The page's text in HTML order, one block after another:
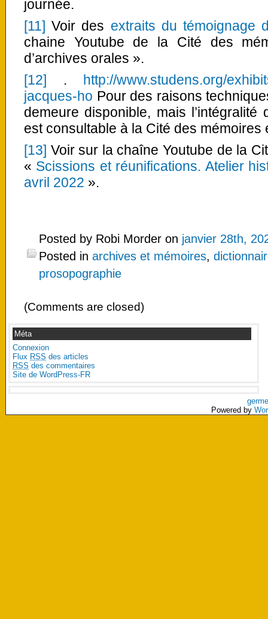
journée.
[11] Voir des extraits du témoignage
chaine Youtube de la Cité des
d’archives orales ».
[12]
.
http://www.studens.org/
jacques-ho Pour des raisons
demeure disponible, mais
est consultable à la Cité des mémoires
[13] Voir sur la chaîne Youtube de la
« Scissions et réunifications. Atelier
avril 2022 ».
Posted by Robi Morder on janvier 28th,
Posted in archives et mémoires,
prosopographie
(Comments are closed)
Méta
Connexion
Flux RSS des articles
RSS des commentaires
Site de WordPress-FR
Powered by